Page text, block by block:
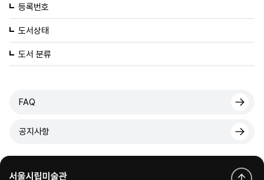
등록번호
도서상태
도서 분류
FAQ
공지사항